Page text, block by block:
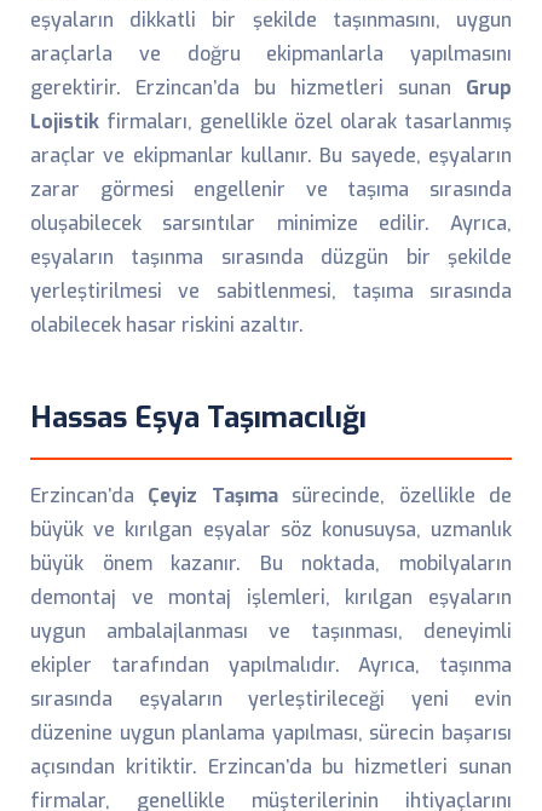
eşyaların dikkatli bir şekilde taşınmasını, uygun
araçlarla ve doğru ekipmanlarla yapılmasını
gerektirir. Erzincan’da bu hizmetleri sunan Grup
Lojistik firmaları, genellikle özel olarak tasarlanmış
araçlar ve ekipmanlar kullanır. Bu sayede, eşyaların
zarar görmesi engellenir ve taşıma sırasında
oluşabilecek sarsıntılar minimize edilir. Ayrıca,
eşyaların taşınma sırasında düzgün bir şekilde
yerleştirilmesi ve sabitlenmesi, taşıma sırasında
olabilecek hasar riskini azaltır.
Hassas Eşya Taşımacılığı
Erzincan’da Çeyiz Taşımasürecinde, özellikle de
büyük ve kırılgan eşyalar söz konusuysa, uzmanlık
büyük önem kazanır. Bu noktada, mobilyaların
demontaj ve montaj işlemleri, kırılgan eşyaların
uygun ambalajlanması ve taşınması, deneyimli
ekipler tarafından yapılmalıdır. Ayrıca, taşınma
sırasında eşyaların yerleştirileceği yeni evin
düzenine uygun planlama yapılması, sürecin başarısı
açısından kritiktir. Erzincan’da bu hizmetleri sunan
firmalar, genellikle müşterilerinin ihtiyaçlarını